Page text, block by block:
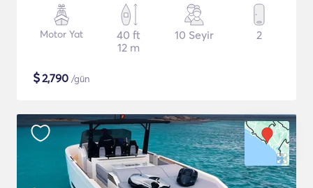
Motor Yat
40 ft
12 m
10 Seyir 2
$2,790 /gün